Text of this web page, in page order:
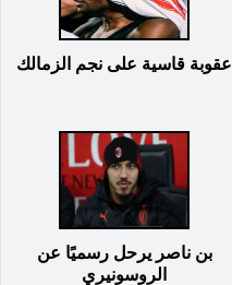
عقوبة قاسية على نجم الزمالك
بن ناصر يرحل رسميًا عن
الروسونيري